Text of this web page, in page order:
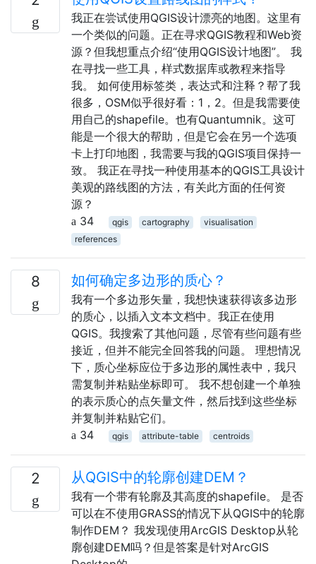
我正在尝试使用QGIS设计漂亮的地图。这里有
一个类似的问题。正在寻求QGIS教程和Web资
源？但我想重点介绍“使用QGIS设计地图”。 我
在寻找一些工具，样式数据库或教程来指导
我。 如何使用标签类，表达式和注释？帮了我
很多，OSM似乎很好看：1，2。但是我需要使
用自己的shapefile。也有Quantumnik。这可
能是一个很大的帮助，但是它会在另一个选项
卡上打印地图，我需要与我的QGIS项目保持一
致。 我正在寻找一种使用基本的QGIS工具设计
美观的路线图的方法，有关此方面的任何资
源？
34
qgis cartography
visualisation
references
8 如何确定多边形的质心？
我有一个多边形矢量，我想快速获得该多边形
的质心，以插入文本文档中。我正在使用
QGIS。我搜索了其他问题，尽管有些问题有些
接近，但并不能完全回答我的问题。 理想情况
下，质心坐标应位于多边形的属性表中，我只
需复制并粘贴坐标即可。 我不想创建一个单独
的表示质心的点矢量文件，然后找到这些坐标
并复制并粘贴它们。
34
qgis attribute-table centroids
2 从QGIS中的轮廓创建DEM？
我有一个带有轮廓及其高度的shapefile。 是否
可以在不使用GRASS的情况下从QGIS中的轮廓
制作DEM？ 我发现使用ArcGIS Desktop从轮
廓创建DEM吗？但是答案是针对ArcGIS